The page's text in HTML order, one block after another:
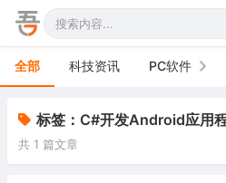
全部 科技资讯 PC软件
办公软件
网络软件
手机软件
电视软件
标签：C#开发Android应用
共 1 篇文章